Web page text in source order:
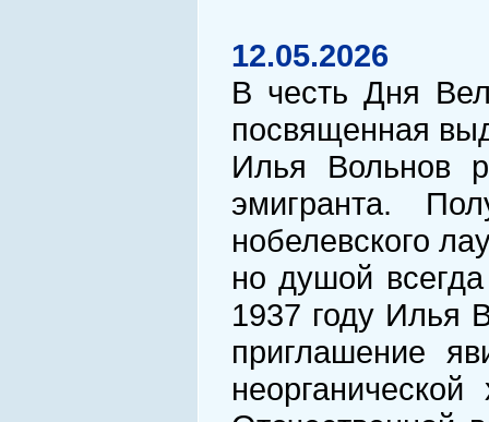
12.05.2026
В честь Дня
посвященная
Илья Вольнов
эмигранта.
нобелевского
но душой
1937 году Илья
приглашение